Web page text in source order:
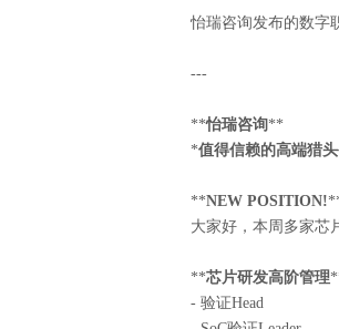
怡瑞咨询发布的数字
---
**怡瑞咨询 **
*值得信赖的高端猎头
**NEW POSITION!
大家好，本周多家芯
**芯片研发高阶管理
- 验证Head